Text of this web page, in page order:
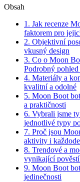
Obsah
1. Jak ⁣recenze
faktorem pro
2. Objektivní
vkusný design
3. Co o Moon
Podrobný
4. Materiály a
kvalitní a odolné
5. Moon Boot
a praktičnosti
6. ⁣Vybrali jsme
jednotlivé‌ typy
7. Proč jsou
aktivity i
8. Trendové a
vynikající
9. Moon Boot
jedinečnosti